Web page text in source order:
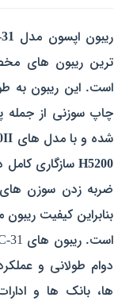
ریبون اپسون مدل
ترین ریبون‌ های
است. این ریبون به
چاپ سوزنی از جمله
شده و با مدل‌ های
H5200 سازگاری کامل
ضربه‌ زدن سوزن‌ های
بنابراین کیفیت
است.
دوام طولانی و
ها، بانک‌ ها و